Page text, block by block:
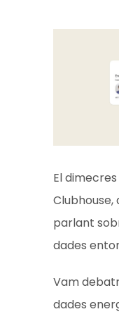
El
Clubhouse,
parlant
dades
Vam
dades